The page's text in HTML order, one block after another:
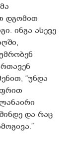
დგომით
ინგა ასევე
“უნდა
და რაც